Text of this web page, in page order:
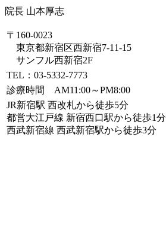
院長 山本厚志
〒160-0023
東京都新宿区西新宿7-11-15
サンフル西新宿2F
TEL：03-5332-7773
診療時間 AM11:00～PM8:00
JR新宿駅 西改札から徒歩5分
都営大江戸線 新宿西口駅から徒歩1分
西武新宿線 西武新宿駅から徒歩3分